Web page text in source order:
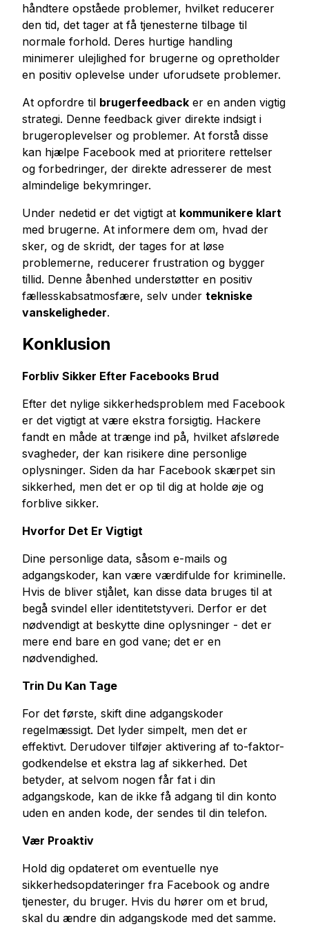
håndtere opståede problemer, hvilket reducerer
den tid, det tager at få tjenesterne tilbage til
normale forhold. Deres hurtige handling
minimerer ulejlighed for brugerne og opretholder
en positiv oplevelse under uforudsete problemer.
At opfordre til brugerfeedback er en anden vigtig
strategi. Denne feedback giver direkte indsigt i
brugeroplevelser og problemer. At forstå disse
kan hjælpe Facebook med at prioritere rettelser
og forbedringer, der direkte adresserer de mest
almindelige bekymringer.
Under nedetid er det vigtigt at kommunikere klart
med brugerne. At informere dem om, hvad der
sker, og de skridt, der tages for at løse
problemerne, reducerer frustration og bygger
tillid. Denne åbenhed understøtter en positiv
fællesskabsatmosfære, selv under tekniske
vanskeligheder.
Konklusion
Forbliv Sikker Efter Facebooks Brud
Efter det nylige sikkerhedsproblem med Facebook
er det vigtigt at være ekstra forsigtig. Hackere
fandt en måde at trænge ind på, hvilket afslørede
svagheder, der kan risikere dine personlige
oplysninger. Siden da har Facebook skærpet sin
sikkerhed, men det er op til dig at holde øje og
forblive sikker.
Hvorfor Det Er Vigtigt
Dine personlige data, såsom e-mails og
adgangskoder, kan være værdifulde for kriminelle.
Hvis de bliver stjålet, kan disse data bruges til at
begå svindel eller identitetstyveri. Derfor er det
nødvendigt at beskytte dine oplysninger - det er
mere end bare en god vane; det er en
nødvendighed.
Trin Du Kan Tage
For det første, skift dine adgangskoder
regelmæssigt. Det lyder simpelt, men det er
effektivt. Derudover tilføjer aktivering af to-faktor-
godkendelse et ekstra lag af sikkerhed. Det
betyder, at selvom nogen får fat i din
adgangskode, kan de ikke få adgang til din konto
uden en anden kode, der sendes til din telefon.
Vær Proaktiv
Hold dig opdateret om eventuelle nye
sikkerhedsopdateringer fra Facebook og andre
tjenester, du bruger. Hvis du hører om et brud,
skal du ændre din adgangskode med det samme.